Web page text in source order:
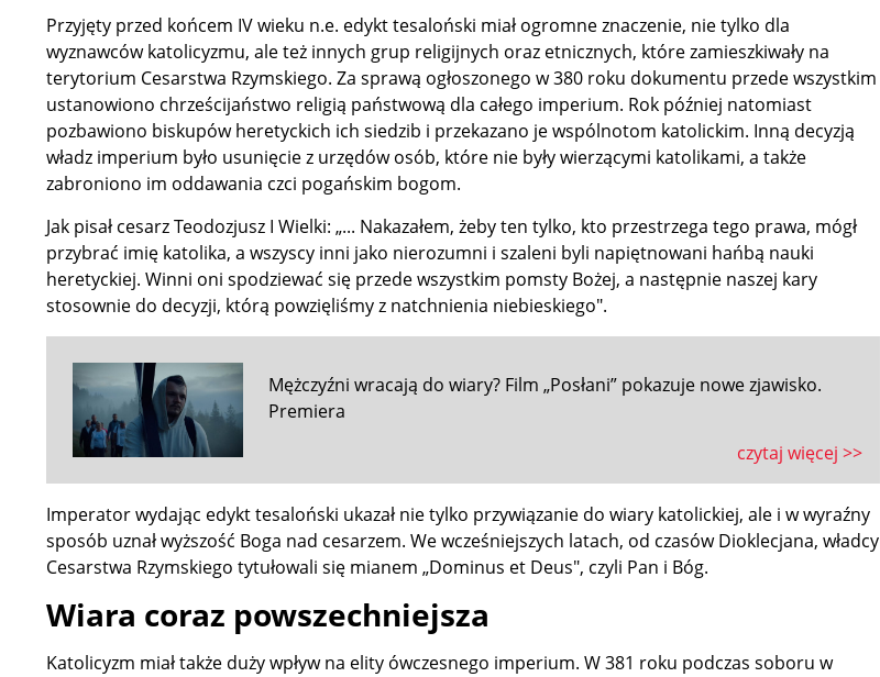
Przyjęty przed końcem IV wieku n.e. edykt tesaloński miał ogromne znaczenie, nie tylko dla
wyznawców katolicyzmu, ale też innych grup religijnych oraz etnicznych, które zamieszkiwały na
terytorium Cesarstwa Rzymskiego. Za sprawą ogłoszonego w 380 roku dokumentu przede wszystkim
ustanowiono chrześcijaństwo religią państwową dla całego imperium. Rok później natomiast
pozbawiono biskupów heretyckich ich siedzib i przekazano je wspólnotom katolickim. Inną decyzją
władz imperium było usunięcie z urzędów osób, które nie były wierzącymi katolikami, a także
zabroniono im oddawania czci pogańskim bogom.
Jak pisał cesarz Teodozjusz I Wielki: „... Nakazałem, żeby ten tylko, kto przestrzega tego prawa, mógł
przybrać imię katolika, a wszyscy inni jako nierozumni i szaleni byli napiętnowani hańbą nauki
heretyckiej. Winni oni spodziewać się przede wszystkim pomsty Bożej, a następnie naszej kary
stosownie do decyzji, którą powzięliśmy z natchnienia niebieskiego".
Mężczyźni wracają do wiary? Film „Posłani” pokazuje nowe zjawisko.
Premiera
czytaj więcej >>
Imperator wydając edykt tesaloński ukazał nie tylko przywiązanie do wiary katolickiej, ale i w wyraźny
sposób uznał wyższość Boga nad cesarzem. We wcześniejszych latach, od czasów Dioklecjana, władcy
Cesarstwa Rzymskiego tytułowali się mianem „Dominus et Deus", czyli Pan i Bóg.
Wiara coraz powszechniejsza
Katolicyzm miał także duży wpływ na elity ówczesnego imperium. W 381 roku podczas soboru w